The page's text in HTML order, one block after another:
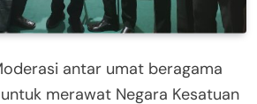
antar umat beragama
merawat Negara Kesatuan